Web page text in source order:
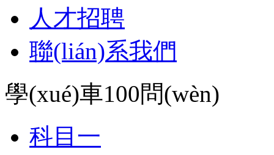
人才招聘
聯(lián)系我們
學(xué)車100問(wèn)
科目一